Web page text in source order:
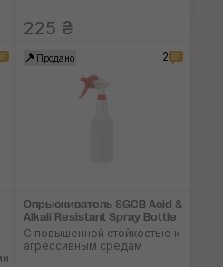
225 ₴
Продано 2
Опрыскиватель SGCB Acid &
Alkali Resistant Spray Bottle
С повышенной стойкостью к
агрессивным средам